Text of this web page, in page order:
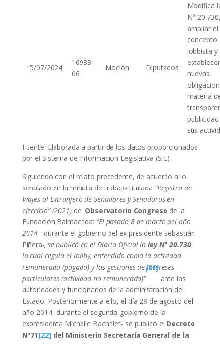
15/07/2024
16988-
06
Moción Diputados
Modifica
N°
ampliar el
concepto
lobbista y
establecer
nuevas
materia
sus
Fuente: Elaborada a partir de los datos proporcionados
por el Sistema de Información Legislativa (SIL)
Siguiendo con el relato precedente, de acuerdo a lo
señalado en la minuta de trabajo titulada “Registro de
Viajes al Extranjero de Senadores y Senadoras en
ejercicio” (2021)del Observatorio Congreso de la
Fundación Balmaceda: “El pasado 8 de marzo del año
2014 –durante el gobierno del ex presidente Sebastián
Piñera-, se publicó en el Diario Oficial la ley N° 20.730
la cual regula el lobby, entendido como la actividad
remunerada (pagada) y las gestiones de intereses
particulares (actividad no remunerada)”
[21]
ante las
autoridades y funcionarios de la administración del
Estado. Posteriormente a ello, el día 28 de agosto del
año 2014 -durante el segundo gobierno de la
expresidenta Michelle Bachelet- se publicó el Decreto
Nº71[22]del Ministerio Secretaría General de la